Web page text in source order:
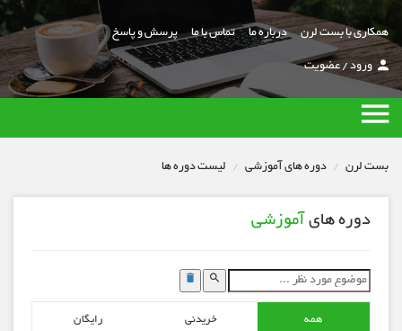
همکاری با بست لرن درباره ما تماس با ما پرسش و پاسخ
ورود/عضویت
بست لرن دوره های آموزشی لیست دوره ها
دوره های آموزشی
همه خریدنی رایگان